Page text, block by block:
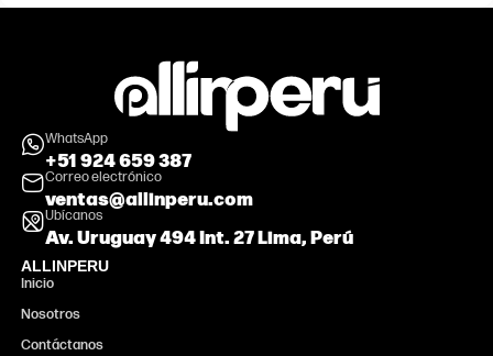
WhatsApp
+51 924 659 387
Correo electrónico
ventas@allinperu.com
Ubícanos
Av. Uruguay 494 Int. 27 Lima, Perú
ALLINPERU
Inicio
Nosotros
Contáctanos